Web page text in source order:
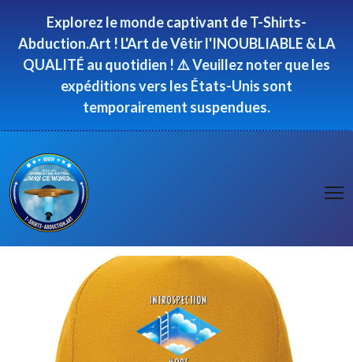
Explorez le monde captivant de T-Shirts-
Abduction.Art ! L'Art de Vêtir l'INOUBLIABLE & LA
QUALITÉ au quotidien ! ⚠️ Veuillez noter que les
expéditions vers les États-Unis sont
temporairement suspendues.